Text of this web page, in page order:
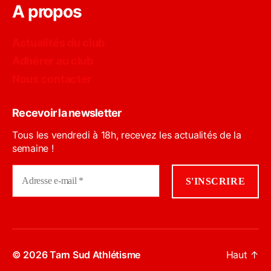
A propos
Recevoir la newsletter
Tous les vendredi à 18h, recevez les actualités de la
semaine !
© 2026Tarn Sud Athlétisme Haut ↑